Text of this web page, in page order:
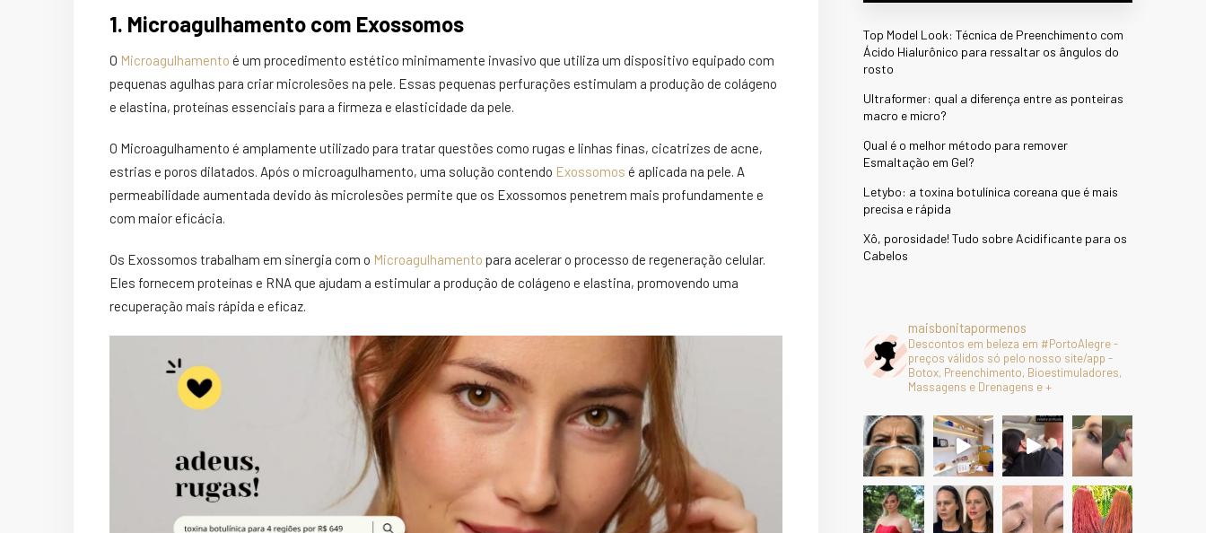
1. Microagulhamento com Exossomos
O Microagulhamento é um procedimento estético minimamente invasivo que utiliza um dispositivo equipado com
pequenas agulhas para criar microlesões na pele. Essas pequenas perfurações estimulam a produção de colágeno
e elastina, proteínas essenciais para a firmeza e elasticidade da pele.
O Microagulhamento é amplamente utilizado para tratar questões como rugas e linhas finas, cicatrizes de acne,
estrias e poros dilatados. Após o microagulhamento, uma solução contendo Exossomos é aplicada na pele. A
permeabilidade aumentada devido às microlesões permite que os Exossomos penetrem mais profundamente e
com maior eficácia.
Os Exossomos trabalham em sinergia com o Microagulhamento para acelerar o processo de regeneração celular.
Eles fornecem proteínas e RNA que ajudam a estimular a produção de colágeno e elastina, promovendo uma
recuperação mais rápida e eficaz.
Top Model Look: Técnica de Preenchimento com
Ácido Hialurônico para ressaltar os ângulos do
rosto
Ultraformer: qual a diferença entre as ponteiras
macro e micro?
Qual é o melhor método para remover
Esmaltação em Gel?
Letybo: a toxina botulínica coreana que é mais
precisa e rápida
Xô, porosidade! Tudo sobre Acidificante para os
Cabelos
maisbonitapormenos
Descontos em beleza em #PortoAlegre -
preços válidos só pelo nosso site/app -
Botox, Preenchimento, Bioestimuladores,
Massagens e Drenagens e +